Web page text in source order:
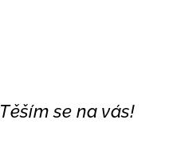
Těším se na vás!